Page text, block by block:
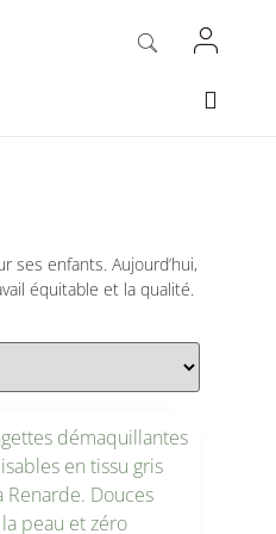
ses enfants. Aujourd’hui,
équitable et la qualité.